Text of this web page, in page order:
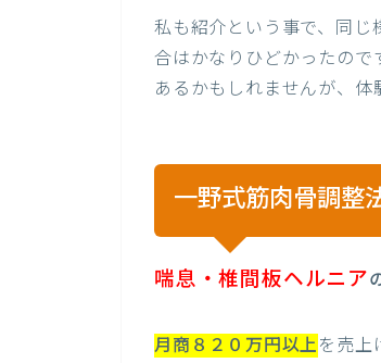
私も紹介という事で、同じ
合はかなりひどかったの
あるかもしれませんが、体
一野式筋肉骨調整
喘息・椎間板ヘルニア
月商８２０万円以上を売上